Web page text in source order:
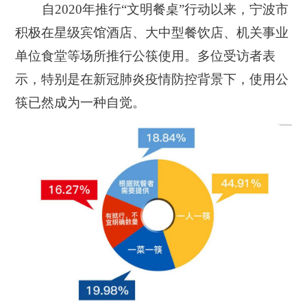
自2020年推行“文明餐桌”行动以来，宁波市
积极在星级宾馆酒店、大中型餐饮店、机关事业
单位食堂等场所推行公筷使用。多位受访者表
示，特别是在新冠肺炎疫情防控背景下，使用公
筷已然成为一种自觉。